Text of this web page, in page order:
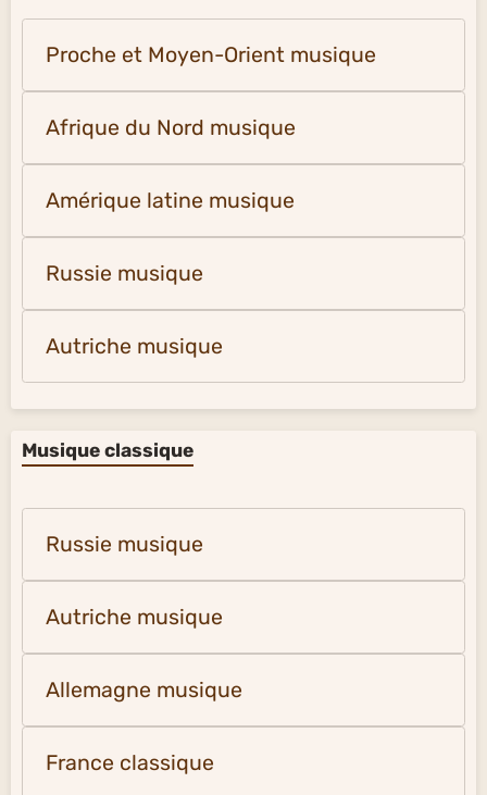
Proche et Moyen-Orient musique
Afrique du Nord musique
Amérique latine musique
Russie musique
Autriche musique
Musique classique
Russie musique
Autriche musique
Allemagne musique
France classique